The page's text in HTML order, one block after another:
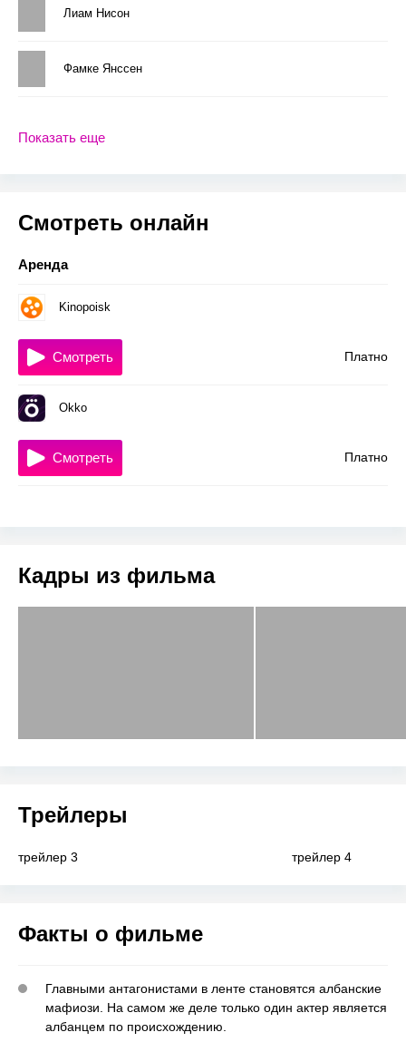
Лиам Нисон
Фамке Янссен
Показать еще
Смотреть онлайн
Аренда
Kinopoisk
Платно
Смотреть
Okko
Платно
Смотреть
Кадры из фильма
Трейлеры
трейлер 3 трейлер 4
Факты о фильме
Главными антагонистами в ленте становятся албанские
мафиози. На самом же деле только один актер является
албанцем по происхождению.